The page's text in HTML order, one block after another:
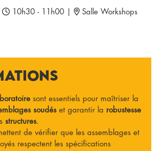
10h30 - 11h00 Salle Workshops
sont essentiels pour maîtriser la
soudés et garantir la robustesse
structures.
de vérifier que les assemblages et
respectent les spécifications